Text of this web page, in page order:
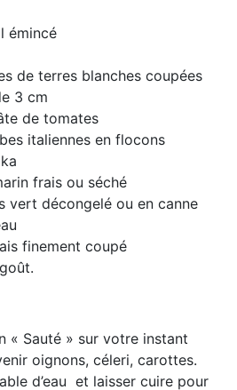
émincé
de terres blanches coupées
3 cm
de tomates
italiennes en flocons
frais ou séché
vert décongelé ou en canne
finement coupé
« Sauté » sur votre instant
oignons, céleri, carottes.
d’eau et laisser cuire pour